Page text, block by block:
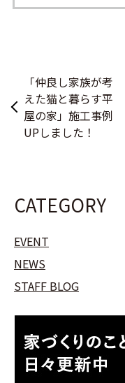
「仲良し家族が考
えた猫と暮らす平
屋の家」施工事例
UPしました！
CATEGORY
EVENT
NEWS
STAFF BLOG